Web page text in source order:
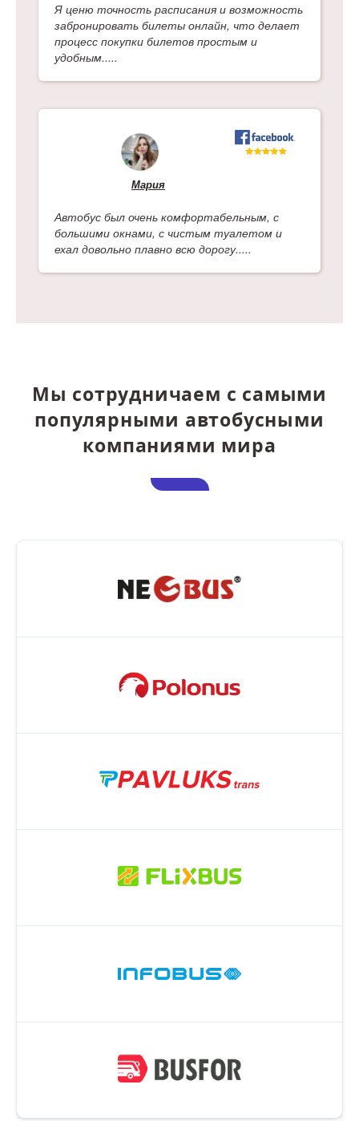
Я ценю точность расписания и возможность
забронировать билеты онлайн, что делает
процесс покупки билетов простым и
удобным.....
Мария
Автобус был очень комфортабельным, с
большими окнами, с чистым туалетом и
ехал довольно плавно всю дорогу.....
Мы сотрудничаем с самыми
популярными автобусными
компаниями мира